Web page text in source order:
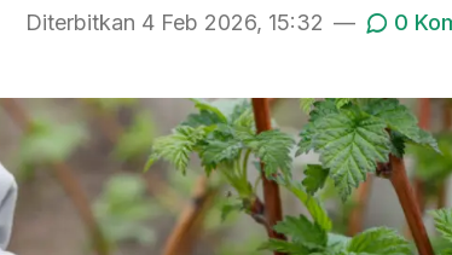
Diterbitkan 4 Feb 2026, 15:32 — 0